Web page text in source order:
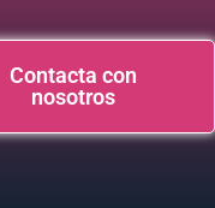
Contacta con
nosotros